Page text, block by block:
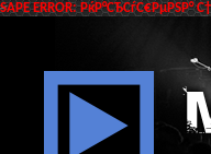
SAPE ERROR: